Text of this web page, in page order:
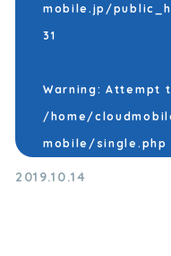
mobile.jp/
31
Warning: Attempt
/home/
mobile/single.php
2019.10.14